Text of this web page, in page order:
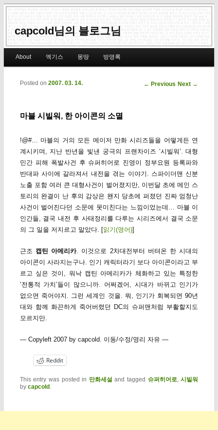
capcold님의 블로그님
Skip to primary content
Skip to secondary content
About 엑기스 몽땅 방명록
Post navigation
← Previous Next →
마블 시빌워, 한 아이콘의 소멸
Posted on 2007. 03. 14.
!@#… 마블의 거의 모든 메이저 만화 시리즈들을 어떻게든 연
계시키며, 지난 반년을 빛낸 궁극의 프랜차이즈 ‘시빌워’. 대형
민간 피해 폭발사건 후 슈퍼히어로 진영이 정부요원 등록파와
반대파 사이에 갈라져서 내전을 겪는 이야기. 스파이더맨 신분
노출 포함 여러 큰 대형사건이 벌어졌지만, 이번달 초에 메인 스
토리의 완결이 난 후의 감상은 왠지 당초에 퍼졌던 진짜 엄청난
사건이 벌어진다던 소문에 못미친다는 느낌이었는데… 마블 이
인간들, 결국 내전 후 사태정리를 다루는 시리즈에서 결국 소문
의 그 일을 저지르고 말았다. [읽기(영어)]
근조 캡틴 아메리카. 이것으로 2차대전부터 버텨온 한 시대의
아이콘이 사라지는구나. 인기 캐릭터라기 보다 아이콘이라고 부
르고 싶은 것이, 워낙 캡틴 아메리카가 체화하고 있는 특정한
‘전통적 가치’들이 많으니까. 어쩌겠어, 시대가 바뀌고 인기가
없으면 죽어야지. 그런 세계인 것을. 뭐, 인기가 회복되면 90년
대와 함께 화끈하게 죽어버렸던 DC의 슈퍼맨처럼 부활할지도
모르지만.
— Copyleft 2007 by capcold. 이동/수정/영리 자유 —
Reddit
This entry was posted in 만화세설 and tagged 슈퍼히어로,시빌워
by capcold .